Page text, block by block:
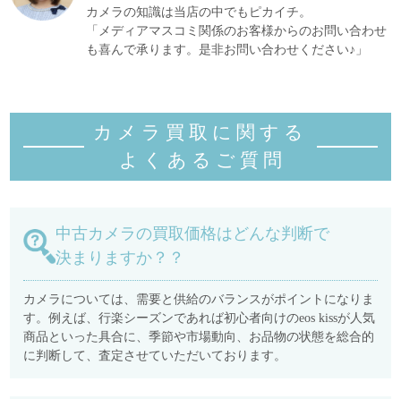
カメラの知識は当店の中でもピカイチ。
「メディアマスコミ関係のお客様からのお問い合わせ
も喜んで承ります。是非お問い合わせください♪」
カメラ買取に関する
よくあるご質 問
中古カメラの買取価格はどんな判断で
決まりますか？？
カメラについては、需要と供給のバランスがポイントになりま
す。例えば、行楽シーズンであれば初心者向けのeos kissが人気
商品といった具合に、季節や市場動向、お品物の状態を総合的
に判断して、査定させていただいております。